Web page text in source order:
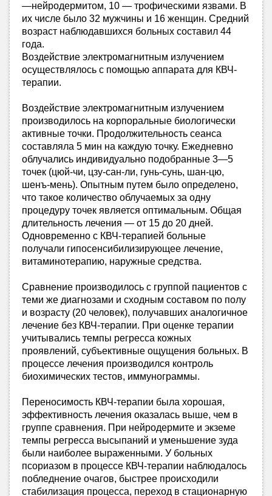
—нейродермитом, 10 — трофическими язвами. В
их числе было 32 мужчины и 16 женщин. Средний
возраст наблюдавшихся больных составил 44
года.
Воздействие электромагнитным излучением
осуществлялось с помощью аппарата для КВЧ-
терапии.
Воздействие электромагнитным излучением
производилось на корпоральные биологически
активные точки. Продолжительность сеанса
составляла 5 мин на каждую точку. Ежедневно
облучались индивидуально подобранные 3—5
точек (цюй-чи, цзу-сан-ли, гунь-сунь, шан-цю,
шенъ-мень). Опытным путем было определено,
что такое количество облучаемых за одну
процедуру точек является оптимальным. Общая
длительность лечения — от 15 до 20 дней.
Одновременно с КВЧ-терапией больные
получали гипосенсибилизирующее лечение,
витаминотерапию, наружные средства.
Сравнение производилось с группой пациентов с
теми же диагнозами и сходным составом по полу
и возрасту (20 человек), получавших аналогичное
лечение без КВЧ-терапии. При оценке терапии
учитывались темпы регресса кожных
проявлений, субъективные ощущения больных. В
процессе лечения производился контроль
биохимических тестов, иммунограммы.
Переносимость КВЧ-терапии была хорошая,
эффективность лечения оказалась выше, чем в
группе сравнения. При нейродермите и экземе
темпы регресса высыпаний и уменьшение зуда
были наиболее выраженными. У больных
псориазом в процессе КВЧ-терапии наблюдалось
побледнение очагов, быстрее происходили
стабилизация процесса, переход в стационарную